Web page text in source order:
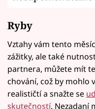
Ryby
Vztahy vám tento
zážitky, ale také
partnera, můžete mít
chování, což by mohlo
realističtí a snažte se
skutečností. Nezadaní